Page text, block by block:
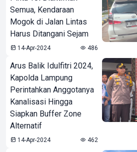
Semua, Kendaraan
Mogok di Jalan Lintas
Harus Ditangani Sejam
14-Apr-2024 486
Arus Balik Idulfitri 2024,
Kapolda Lampung
Perintahkan Anggotanya
Kanalisasi Hingga
Siapkan Buffer Zone
Alternatif
14-Apr-2024 462